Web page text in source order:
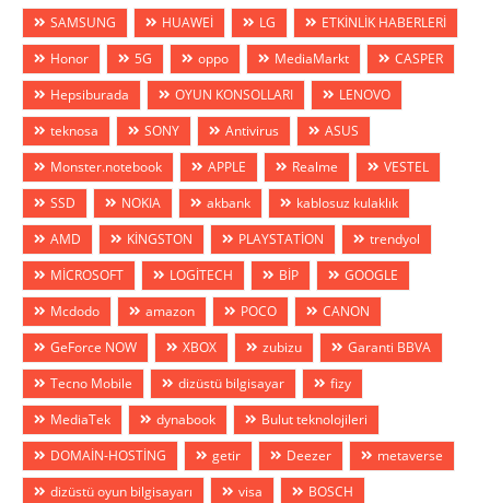
SAMSUNG HUAWEİ LG
ETKİNLİK HABERLERİ
Honor
5G oppo MediaMarkt
CASPER
Hepsiburada
OYUN KONSOLLARI
LENOVO
teknosa
SONY Antivirus
ASUS
Monster.notebook
APPLE Realme
VESTEL
SSD
NOKIA akbank
kablosuz kulaklık
AMD
KİNGSTON PLAYSTATİON
trendyol
MİCROSOFT
LOGİTECH BİP
GOOGLE
Mcdodo
amazon POCO
CANON
GeForce NOW
XBOX zubizu
Garanti BBVA
Tecno Mobile
dizüstü bilgisayar
fizy
MediaTek
dynabook
Bulut teknolojileri
DOMAİN-HOSTİNG
getir Deezer
metaverse
dizüstü oyun bilgisayarı
visa
BOSCH